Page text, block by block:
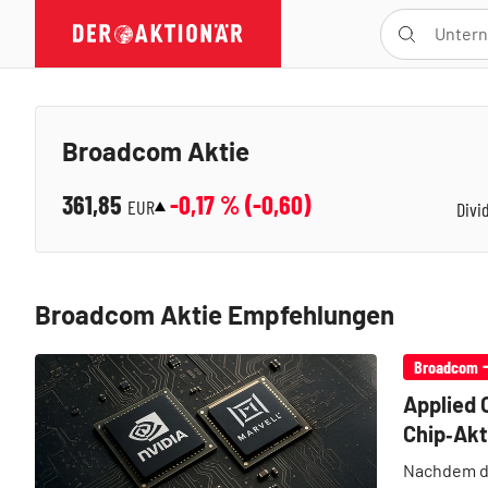
Broadcom Aktie
361,85 EUR -0,17 % (-0,60)
Broadcom Aktie Empfehlungen
Broadcom
Applied
Nachdem